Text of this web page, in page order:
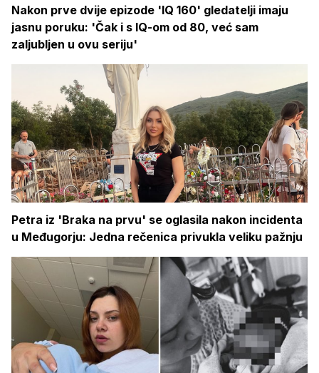
Nakon prve dvije epizode 'IQ 160' gledatelji imaju
jasnu poruku: 'Čak i s IQ-om od 80, već sam
zaljubljen u ovu seriju'
Petra iz 'Braka na prvu' se oglasila nakon incidenta
u Međugorju: Jedna rečenica privukla veliku pažnju